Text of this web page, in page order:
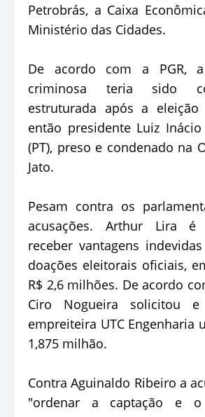
Petrobrás, a Caixa
Ministério das Cidades.
De acordo com a PGR, a
criminosa teria sido
estruturada após a
então presidente Luiz
(PT), preso e condenado na
Jato.
Pesam contra os
acusações. Arthur Lira é
receber vantagens
doações eleitorais oficiais,
R$ 2,6 milhões. De acordo
Ciro Nogueira solicitou
empreiteira UTC Engenharia
1,875 milhão.
Contra Aguinaldo Ribeiro a
"ordenar a captação e